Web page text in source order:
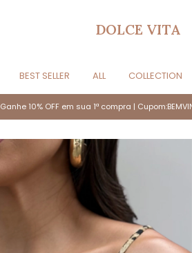
DOLCE VITA
BEST SELLER ALL COLLECTION
Ganhe 10% OFF em sua 1ª compra |